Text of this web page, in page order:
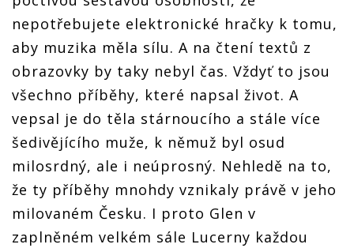
nepotřebujete elektronické hračky k tomu,
aby muzika měla sílu. A na čtení textů z
obrazovky by taky nebyl čas. Vždyť to jsou
všechno příběhy, které napsal život. A
vepsal je do těla stárnoucího a stále více
šedivějícího muže, k němuž byl osud
milosrdný, ale i neúprosný. Nehledě na to,
že ty příběhy mnohdy vznikaly právě v jeho
milovaném Česku. I proto Glen v
zaplněném velkém sále Lucerny každou